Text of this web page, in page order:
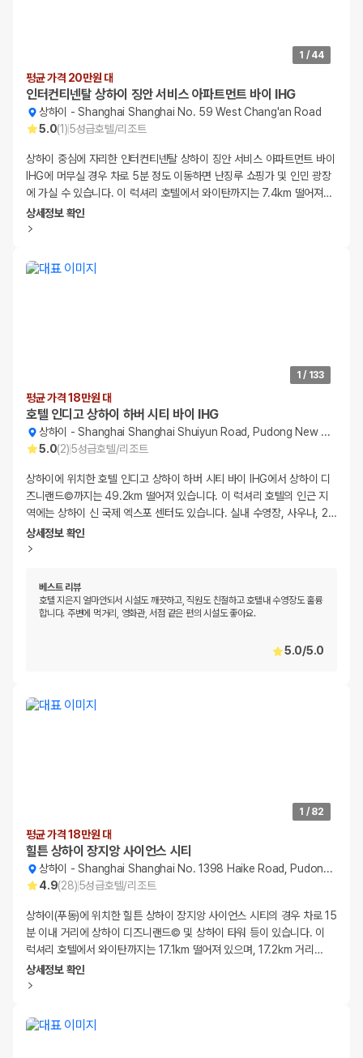
1 / 44
평균 가격 20만원 대
인터컨티넨탈 상하이 징안 서비스 아파트먼트 바이 IHG
상하이 - Shanghai Shanghai No. 59 West Chang'an Road
5.0(1)5성급호텔/리조트
상하이 중심에 자리한 인터컨티넨탈 상하이 징안 서비스 아파트먼트 바이
IHG에 머무실 경우 차로 5분 정도 이동하면 난징루 쇼핑가 및 인민 광장
에 가실 수 있습니다. 이 럭셔리 호텔에서 와이탄까지는 7.4km 떨어져…
상세정보 확인
1 / 133
평균 가격 18만원 대
호텔 인디고 상하이 하버 시티 바이 IHG
상하이 - Shanghai Shanghai Shuiyun Road, Pudong New Area
5.0(2)5성급호텔/리조트
상하이에 위치한 호텔 인디고 상하이 하버 시티 바이 IHG에서 상하이 디
즈니랜드©까지는 49.2km 떨어져 있습니다. 이 럭셔리 호텔의 인근 지
역에는 상하이 신 국제 엑스포 센터도 있습니다. 실내 수영장, 사우나, 2…
상세정보 확인
베스트 리뷰
호텔 지은지 얼마안되서 시설도 깨끗하고, 직원도 친절하고 호텔내 수영장도 훌륭
합니다. 주변에 먹거리, 영화관, 서점 같은 편의 시설도 좋아요.
5.0/5.0
1 / 82
평균 가격 18만원 대
힐튼 상하이 장지앙 사이언스 시티
상하이 - Shanghai Shanghai No. 1398 Haike Road, Pudong District
4.9(28)5성급호텔/리조트
상하이(푸동)에 위치한 힐튼 상하이 장지앙 사이언스 시티의 경우 차로 15
분 이내 거리에 상하이 디즈니랜드© 및 상하이 타워 등이 있습니다. 이
럭셔리 호텔에서 와이탄까지는 17.1km 떨어져 있으며, 17.2km 거리 …
상세정보 확인